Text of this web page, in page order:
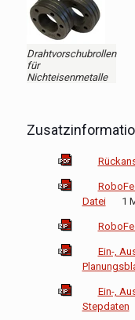
Drahtvorschubrollen
für
Nichteisenmetalle
Datei
1
Ein-,
Ein-,
Stepdaten